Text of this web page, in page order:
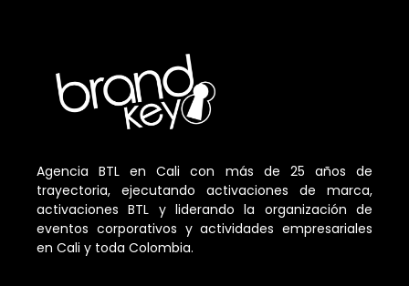
Agencia BTL en Cali con más de 25 años de
trayectoria, ejecutando activaciones de marca,
activaciones BTL y liderando la organización de
eventos corporativos y actividades empresariales
en Cali y toda Colombia.